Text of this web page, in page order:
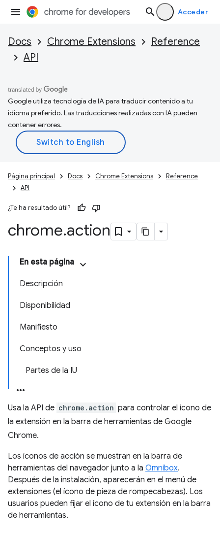
Acceder
Docs Chrome Extensions
Reference
API
Google utiliza tecnología de IA para traducir contenido a tu
idioma preferido. Las traducciones realizadas con IA pueden
contener errores.
Página principal Docs Chrome Extensions
Reference
API
¿Te ha resultado útil?
chrome.action
En esta página
Descripción
Disponibilidad
Manifiesto
Conceptos y uso
Partes de la IU
Usa la API de chrome.action para controlar el ícono de
la extensión en la barra de herramientas de Google
Chrome.
Los íconos de acción se muestran en la barra de
herramientas del navegador junto a la Omnibox.
Después de la instalación, aparecerán en el menú de
extensiones (el ícono de pieza de rompecabezas). Los
usuarios pueden fijar el ícono de tu extensión en la barra
de herramientas.